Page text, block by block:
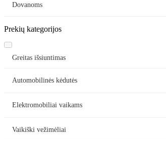
Dovanoms
Prekių kategorijos
Greitas išsiuntimas
Automobilinės kėdutės
Elektromobiliai vaikams
Vaikiški vežimėliai